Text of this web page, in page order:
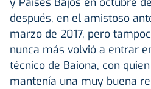
después, en el amistoso
marzo de 2017, pero
nunca más volvió a entrar
técnico de Baiona, con
mantenía una muy buena